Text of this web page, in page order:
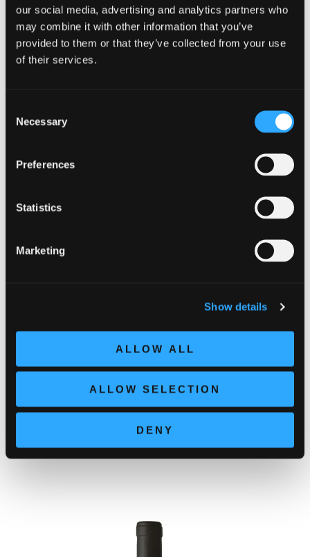
our social media, advertising and analytics partners who
may combine it with other information that you’ve
provided to them or that they’ve collected from your use
of their services.
Selection
Necessary
Preferences
Statistics
Marketing
Show details
ALLOW ALL
ALLOW SELECTION
DENY
Related products